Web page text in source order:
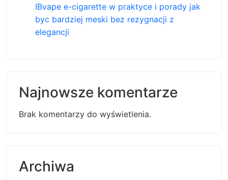
IBvape e-cigarette w praktyce i porady jak
byc bardziej meski bez rezygnacji z
elegancji
Najnowsze komentarze
Brak komentarzy do wyświetlenia.
Archiwa